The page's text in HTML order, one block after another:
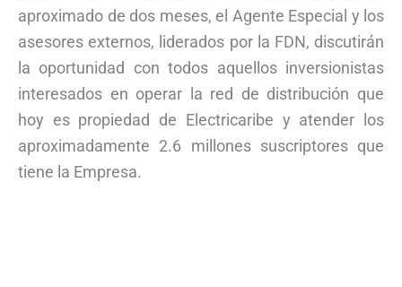
aproximado de dos meses, el Agente Especial y los
asesores externos, liderados por la FDN, discutirán
la oportunidad con todos aquellos inversionistas
interesados en operar la red de distribución que
hoy es propiedad de Electricaribe y atender los
aproximadamente 2.6 millones suscriptores que
tiene la Empresa.